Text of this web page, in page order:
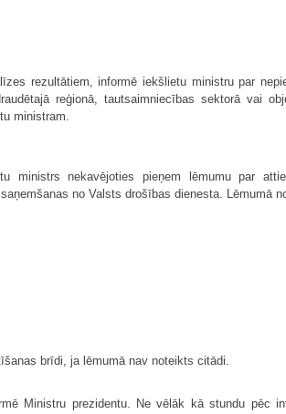
rezultātiem, informē iekšlietu ministru par
reģionā, tautsaimniecības sektorā vai
ministram.
ministrs nekavējoties pieņem lēmumu par
no Valsts drošības dienesta. Lēmumā
brīdi, ja lēmumā nav noteikts citādi.
Ministru prezidentu. Ne vēlāk kā stundu pēc